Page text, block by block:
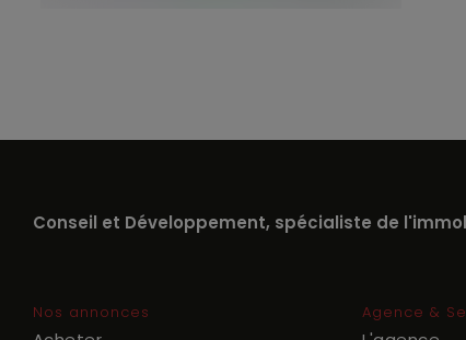
Conseil et Développement, spécialiste de
Nos annonces Agence &